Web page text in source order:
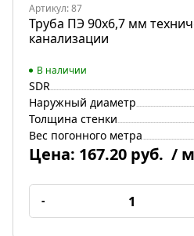
Артикул: 87
Труба ПЭ 90х6,7 мм
канализации
В наличии
SDR
Наружный диаметр
Толщина стенки
Вес погонного метра
Цена: 167.20 руб. / м
-